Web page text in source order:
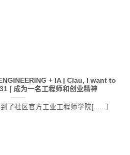
+ IA | Clau, I want to
| 成为一名工程师和创业精神
了社区官方工业工程师学院[......］